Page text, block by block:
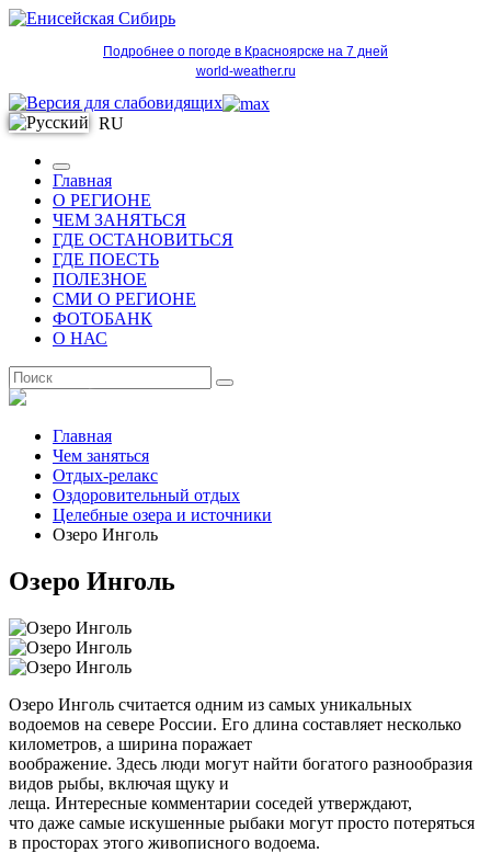
Подробнее о погоде в Красноярске на 7 дней
world-weather.ru
RU
Главная
О РЕГИОНЕ
ЧЕМ ЗАНЯТЬСЯ
ГДЕ ОСТАНОВИТЬСЯ
ГДЕ ПОЕСТЬ
ПОЛЕЗНОЕ
СМИ О РЕГИОНЕ
ФОТОБАНК
О НАС
Главная
Чем заняться
Отдых-релакс
Оздоровительный отдых
Целебные озера и источники
Озеро Инголь
Озеро Инголь
Озеро Инголь считается одним из самых уникальных
водоемов на севере России. Его длина составляет несколько
километров, а ширина поражает
воображение. Здесь люди могут найти богатого разнообразия
видов рыбы, включая щуку и
леща. Интересные комментарии соседей утверждают,
что даже самые искушенные рыбаки могут просто потеряться
в просторах этого живописного водоема.